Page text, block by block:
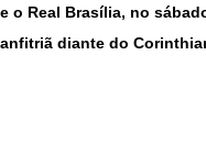
o Real Brasília, no
diante do